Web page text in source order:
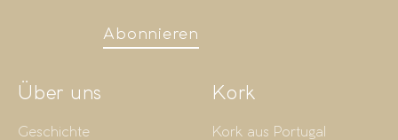
Abonnieren
Über uns
Geschichte
Kork
Kork aus Portugal